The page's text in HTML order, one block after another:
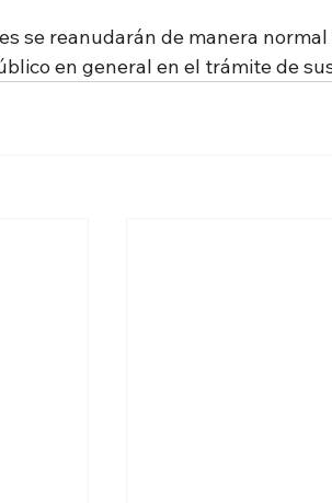
se reanudarán de manera
en general en el trámite de